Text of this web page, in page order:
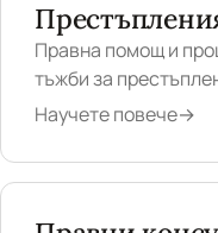
Правна помощ и
тъжби за
Научете повече→